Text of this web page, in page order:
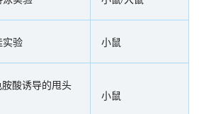
实验 小鼠
酸诱导的甩头
小鼠